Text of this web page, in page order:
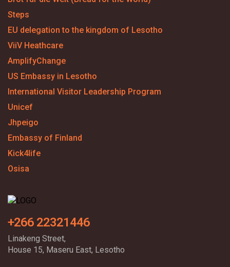
Steps
EU delegation to the kingdom of Lesotho
ViiV Heathcare
AmplifyChange
US Embassy in Lesotho
International Visitor Leadership Program
Unicef
Jhpeigo
Embassy of Finland
Kick4life
Osisa
+266 22321446
Linakeng Street,
House 15, Maseru East, Lesotho